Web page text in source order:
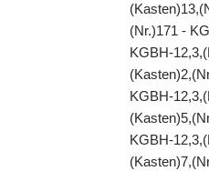
(Nr.)171 -
KGBH-
KGBH-
KGBH-